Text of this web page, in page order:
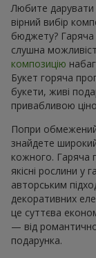
Любите
вірний вибір
бюджету? Гаряча
слушна
композицію
Букет горяча
букети, живі
привабливою
Попри обмежений
знайдете
кожного. Гаряча
якісні рослини у
авторським
декоративних
це суттєва
— від
подарунка.